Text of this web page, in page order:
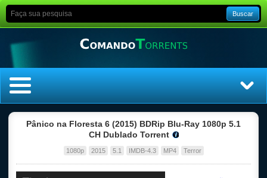
Buscar
Top Séries
Pânico na Floresta 6 (2015) BDRip Blu-Ray 1080p 5.1
CH Dublado Torrent
1080p 2015 5.1 IMDB-4.3 MP4 Terror